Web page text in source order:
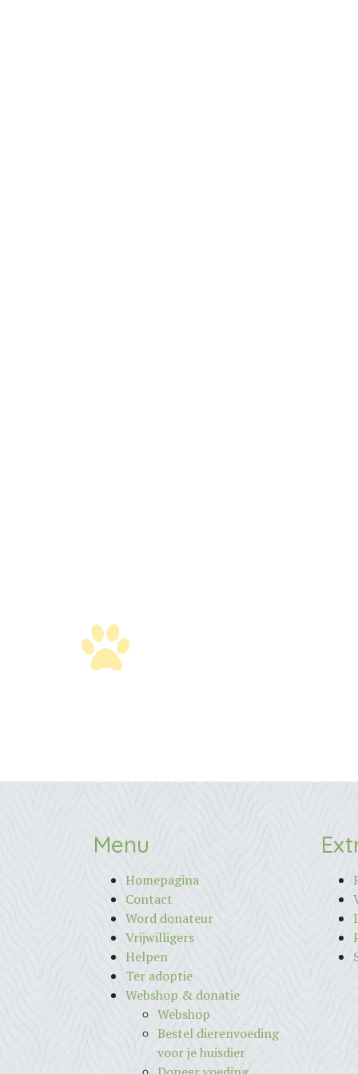
Menu
Homepagina
Contact
Word donateur
Vrijwilligers
Helpen
Ter adoptie
Webshop & donatie
Webshop
Bestel dierenvoeding
voor je huisdier